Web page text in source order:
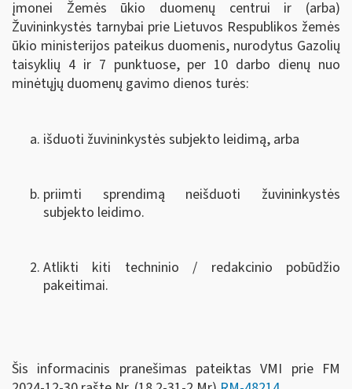
įmonei Žemės ūkio duomenų centrui ir (arba)
Žuvininkystės tarnybai prie Lietuvos Respublikos žemės
ūkio ministerijos pateikus duomenis, nurodytus Gazolių
taisyklių 4 ir 7 punktuose, per 10 darbo dienų nuo
minėtųjų duomenų gavimo dienos turės:
išduoti žuvininkystės subjekto leidimą, arba
priimti sprendimą neišduoti žuvininkystės
subjekto leidimo.
Atlikti kiti techninio / redakcinio pobūdžio
pakeitimai.
Šis informacinis pranešimas pateiktas VMI prie FM